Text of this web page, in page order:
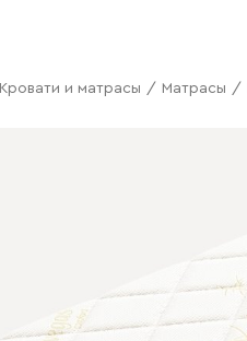
Кровати и матрасы / Матрасы /